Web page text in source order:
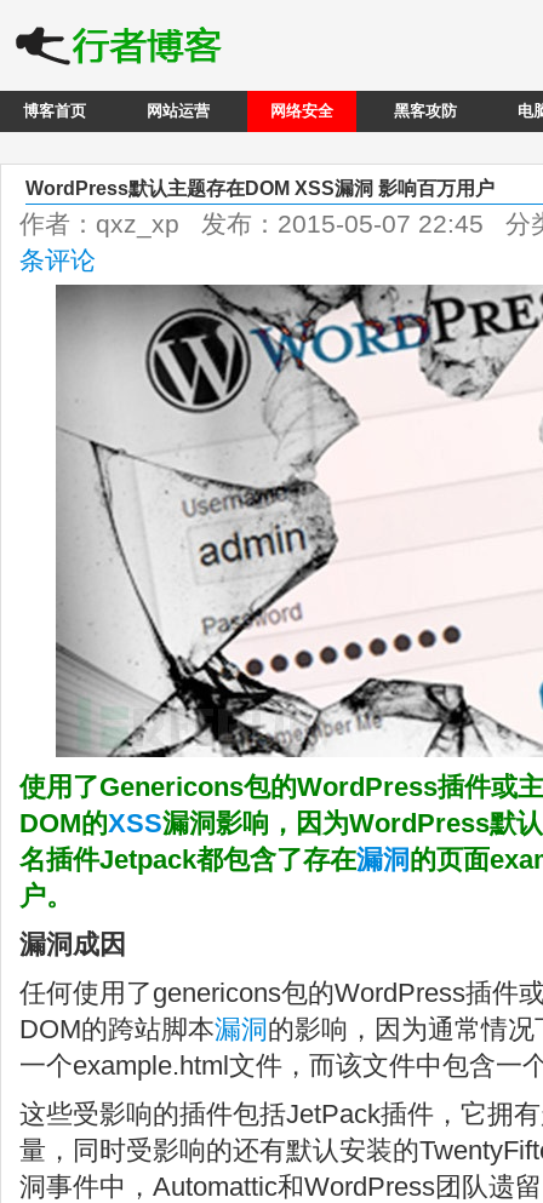
博客首页 网站运营 网络安全 黑客攻防 电
WordPress默认主题存在DOM XSS漏洞 影响百万用户
作者：qxz_xp 发布：2015-05-07 22:45 分
条评论
使用了Genericons包的WordPress插件或
DOM的XSS漏洞影响，因为WordPress默
名插件Jetpack都包含了存在漏洞的页面
户。
漏洞成因
任何使用了genericons包的WordPress插件
DOM的跨站脚本漏洞的影响，因为通常情
一个example.html文件，而该文件中包含一
这些受影响的插件包括JetPack插件，它拥
量，同时受影响的还有默认安装的
洞事件中，Automattic和WordPress团队遗